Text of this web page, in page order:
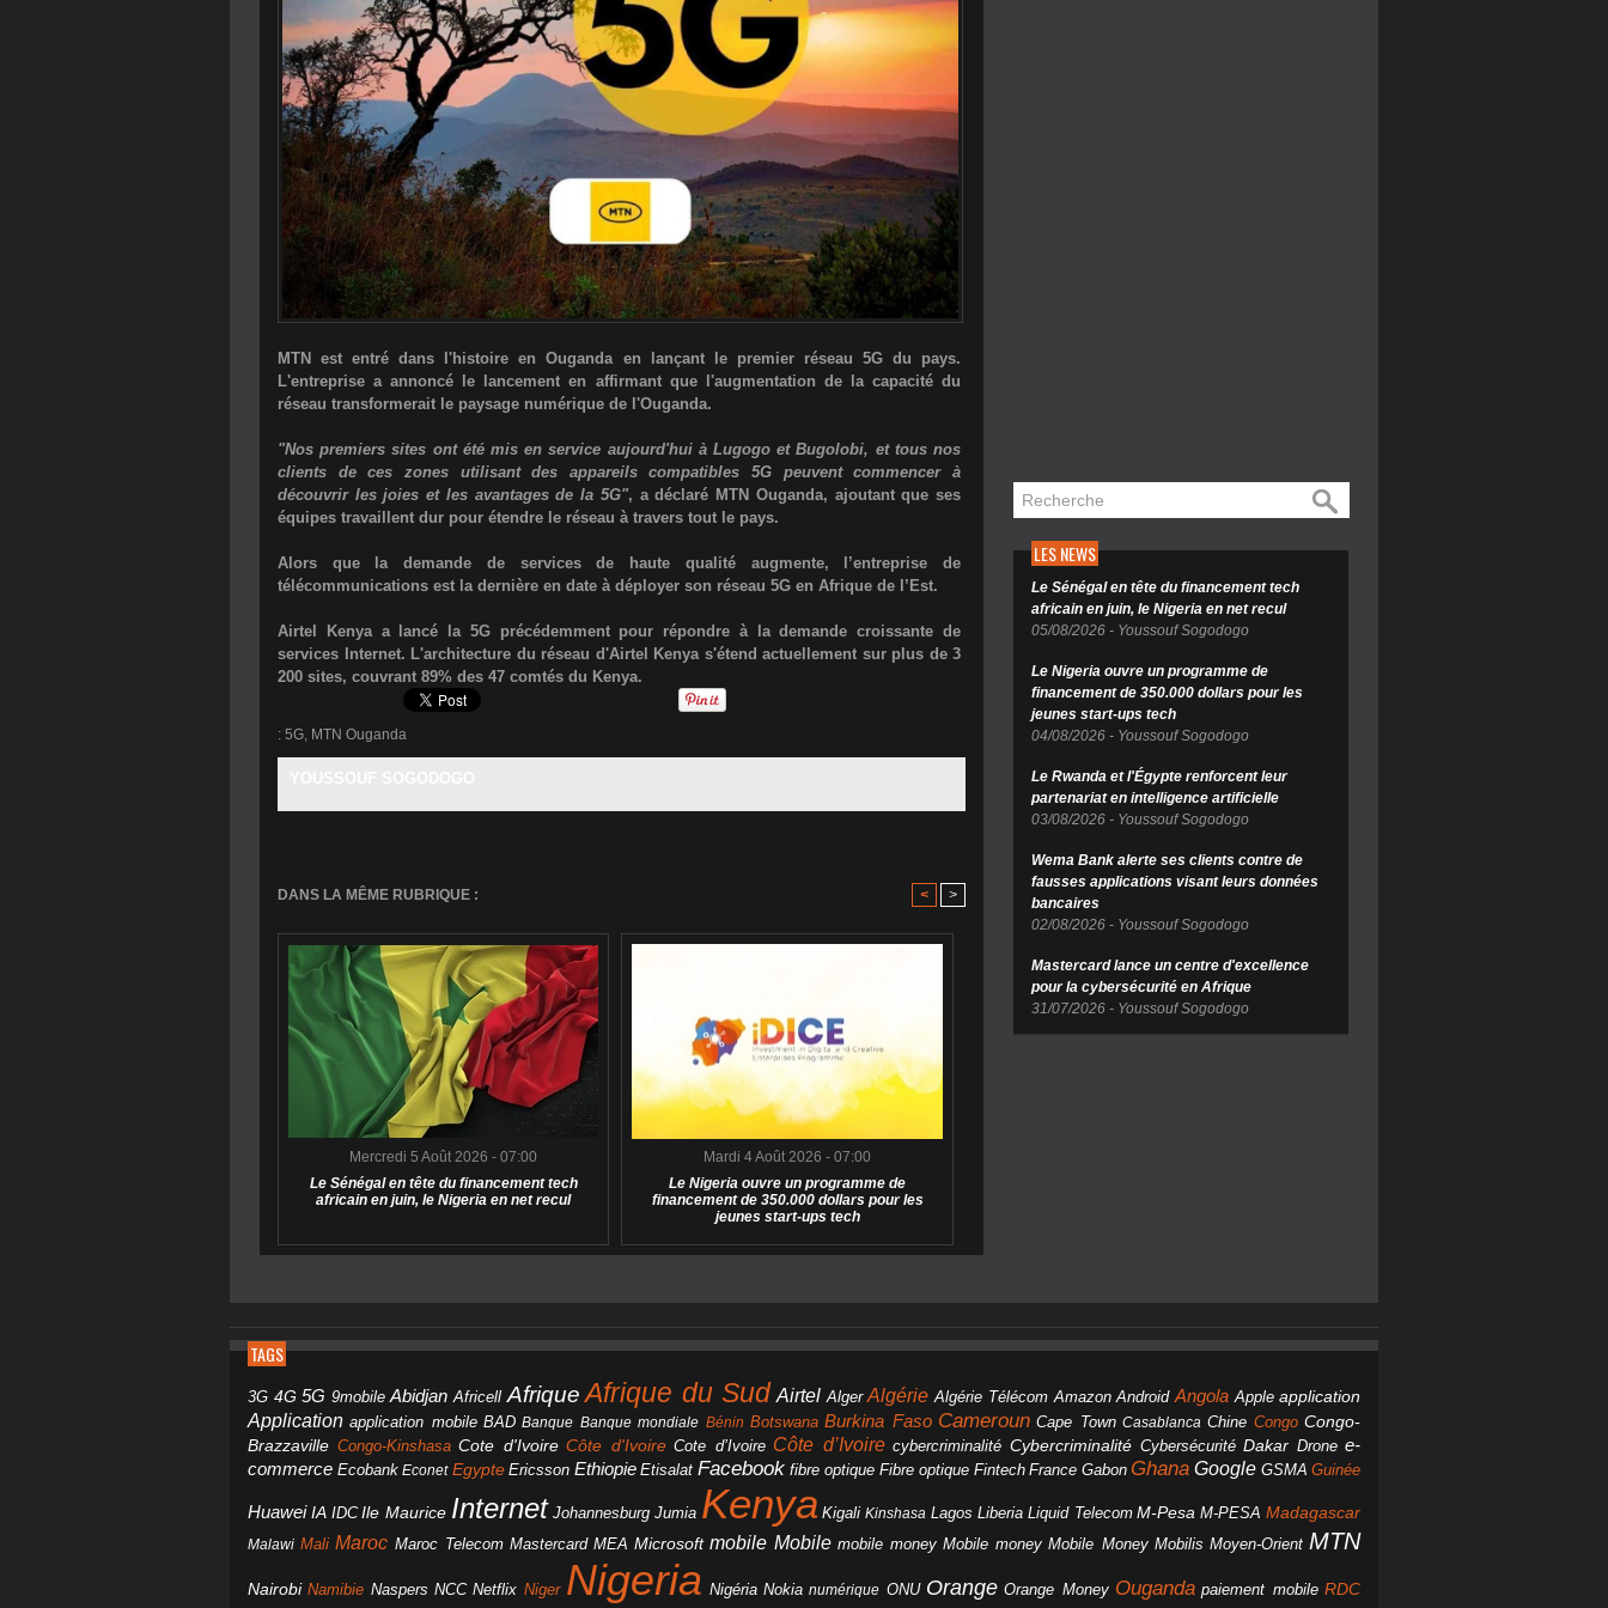
MTN est entré dans l'histoire en Ouganda en lançant le premier réseau 5G du pays.
L'entreprise a annoncé le lancement en affirmant que l'augmentation de la capacité du
réseau transformerait le paysage numérique de l'Ouganda.
"Nos premiers sites ont été mis en service aujourd'hui à Lugogo et Bugolobi, et tous nos
clients de ces zones utilisant des appareils compatibles 5G peuvent commencer à
découvrir les joies et les avantages de la 5G", a déclaré MTN Ouganda, ajoutant que ses
équipes travaillent dur pour étendre le réseau à travers tout le pays.
Alors que la demande de services de haute qualité augmente, l’entreprise de
télécommunications est la dernière en date à déployer son réseau 5G en Afrique de l’Est.
Airtel Kenya a lancé la 5G précédemment pour répondre à la demande croissante de
services Internet. L'architecture du réseau d'Airtel Kenya s'étend actuellement sur plus de 3
200 sites, couvrant 89% des 47 comtés du Kenya.
: 5G MTN Ouganda
DANS LA MÊME RUBRIQUE : < >
Mercredi 5 Août 2026 - 07:00
Le Sénégal en tête du financement tech
africain en juin, le Nigeria en net recul
Mardi 4 Août 2026 - 07:00
Le Nigeria ouvre un programme de
financement de 350.000 dollars pour les
jeunes start-ups tech
LES NEWS
Le Sénégal en tête du financement tech
africain en juin, le Nigeria en net recul
05/08/2026 - Youssouf Sogodogo
Le Nigeria ouvre un programme de
financement de 350.000 dollars pour les
jeunes start-ups tech
04/08/2026 - Youssouf Sogodogo
Le Rwanda et l'Égypte renforcent leur
partenariat en intelligence artificielle
03/08/2026 - Youssouf Sogodogo
Wema Bank alerte ses clients contre de
fausses applications visant leurs données
bancaires
02/08/2026 - Youssouf Sogodogo
Mastercard lance un centre d'excellence
pour la cybersécurité en Afrique
31/07/2026 - Youssouf Sogodogo
TAGS
3G 4G 5G 9mobile Abidjan Africell Afrique Afrique du Sud Airtel Alger Algérie Algérie Télécom Amazon Android Angola Apple application
Application application mobile BAD Banque Banque mondiale Bénin Botswana Burkina Faso Cameroun Cape Town Casablanca Chine Congo Congo-
Brazzaville Congo-Kinshasa Cote d'Ivoire Côte d'Ivoire Cote d’Ivoire Côte d’Ivoire cybercriminalité Cybercriminalité Cybersécurité Dakar Drone e-
commerce Ecobank Econet Egypte Ericsson Ethiopie Etisalat Facebook fibre optique Fibre optique Fintech France Gabon Ghana Google GSMA Guinée
Huawei IA IDC Ile Maurice Internet Johannesburg Jumia Kenya Kigali Kinshasa Lagos Liberia Liquid Telecom M-Pesa M-PESA Madagascar
Malawi Mali Maroc Maroc Telecom Mastercard MEA Microsoft mobile Mobile mobile money Mobile money Mobile Money Mobilis Moyen-Orient MTN
Nairobi Namibie Naspers NCC Netflix Niger Nigeria Nigéria Nokia numérique ONU Orange Orange Money Ouganda paiement mobile RDC